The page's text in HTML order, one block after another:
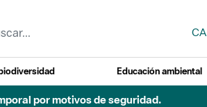
CA
Educación ambiental
por motivos de seguridad.